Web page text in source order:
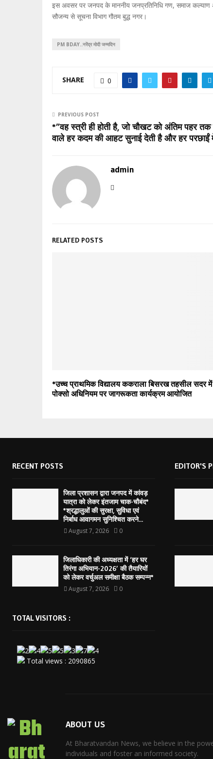
इस अवसर पर जनपद के माननीय जनप्रतिनिधि गण, समाज कल्याण
सौजन्य से सूचना विभाग गौतम बुद्ध नगर।
PM BDAY..नरेंद्र मोदी जन्मदिन
SHARE 0
PREVIOUS POST
*”वह स्त्री ही होती है, जो चौखट को अंतिम पहर तक
वाले हर कदम की आहट सुनाई देती है और हर
admin
RELATED POSTS
*उच्च प्राथमिक विद्यालय ककराला बिसरख तहसील सदर में
पोक्सो अधिनियम पर जागरूकता कार्यक्रम आयोजित
RECENT POSTS
जिला प्रशासन द्वारा जनपद में कांवड़
यात्रा को लेकर इंतजाम चाक-चौबंद*
*श्रद्धालुओं की सुरक्षा, सुविधा एवं
निर्बाध आवागमन सुनिश्चित करने...
August 7, 2026 0
जिलाधिकारी की अध्यक्षता में ‘हर घर
तिरंगा अभियान-2026’ की तैयारियों
को लेकर वर्चुअल समीक्षा बैठक सम्पन्न*
August 7, 2026 0
TOTAL VISITORS :
Total views : 2090865
EDITOR'S
ABOUT US
At Bharatvandan News, we believe in the
individuals and foster an informed society.